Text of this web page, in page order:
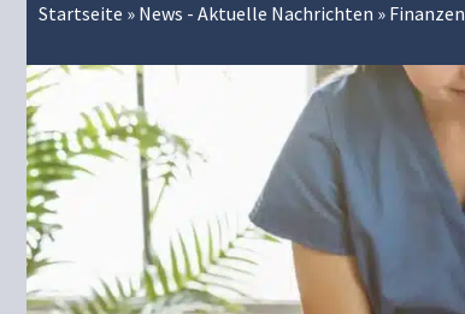
Startseite » News - Aktuelle Nachrichten » Finanzen